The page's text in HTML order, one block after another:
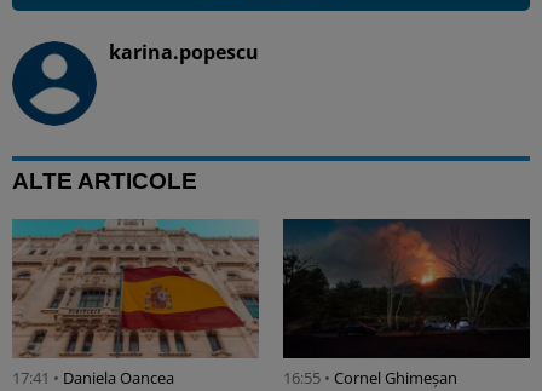
karina.popescu
ALTE ARTICOLE
17:41 • Daniela Oancea 16:55 • Cornel Ghimeșan